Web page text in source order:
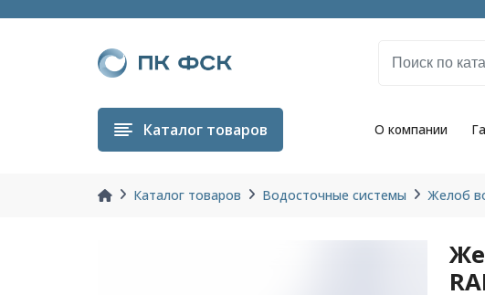
Каталог товаров О компании
Каталог товаров Водосточные системы Желоб